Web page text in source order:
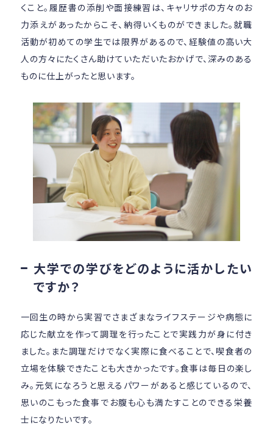
くこと。履歴書の添削や面接練習は、キャリサポの方々のお
力添えがあったからこそ、納得いくものができました。就職
活動が初めての学生では限界があるので、経験値の高い大
人の方々にたくさん助けていただいたおかげで、深みのある
ものに仕上がったと思います。
大学での学びをどのように活かしたい
ですか？
一回生の時から実習でさまざまなライフステージや病態に
応じた献立を作って調理を行ったことで実践力が身に付き
ました。また調理だけでなく実際に食べることで、喫食者の
立場を体験できたことも大きかったです。食事は毎日の楽し
み。元気になろうと思えるパワーがあると感じているので、
思いのこもった食事でお腹も心も満たすことのできる栄養
士になりたいです。